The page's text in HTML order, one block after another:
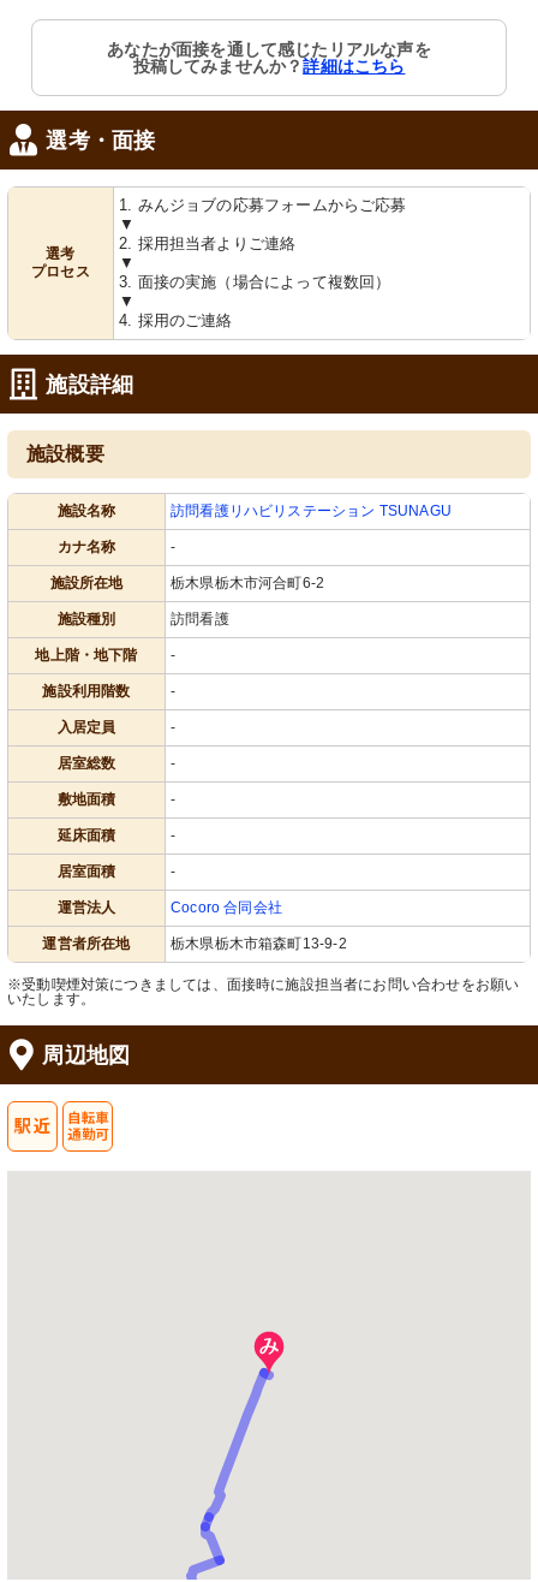
あなたが面接を通して感じたリアルな声を
投稿してみませんか？詳細はこちら
選考・面接
選考
プロセス
1. みんジョブの応募フォームからご応募
▼
2. 採用担当者よりご連絡
▼
3. 面接の実施（場合によって複数回）
▼
4. 採用のご連絡
施設詳細
施設概要
施設名称 訪問看護リハビリステーション TSUNAGU
カナ名称 -
施設所在地 栃木県栃木市河合町6-2
施設種別 訪問看護
地上階・地下階 -
施設利用階数 -
入居定員 -
居室総数 -
敷地面積 -
延床面積 -
居室面積 -
運営法人 Cocoro 合同会社
運営者所在地 栃木県栃木市箱森町13-9-2
※受動喫煙対策につきましては、面接時に施設担当者にお問い合わせをお願い
いたします。
周辺地図